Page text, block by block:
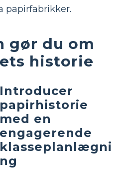
papirfabrikker.
gør du om
historie
Introducer
papirhistorie
med en
engagerende
klasseplanlægni
ng